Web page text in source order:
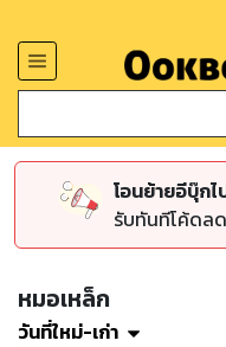
โอนย้ายอีบุ๊ก
รับทันทีโค้ดล
หมอเหล็ก
วันที่ใหม่-เก่า